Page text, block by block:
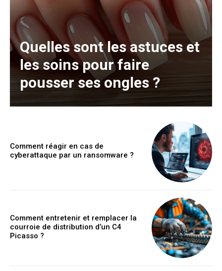
Quelles sont les astuces et
les soins pour faire
pousser ses ongles ?
Comment réagir en cas de
cyberattaque par un ransomware ?
Comment entretenir et remplacer la
courroie de distribution d’un C4
Picasso ?